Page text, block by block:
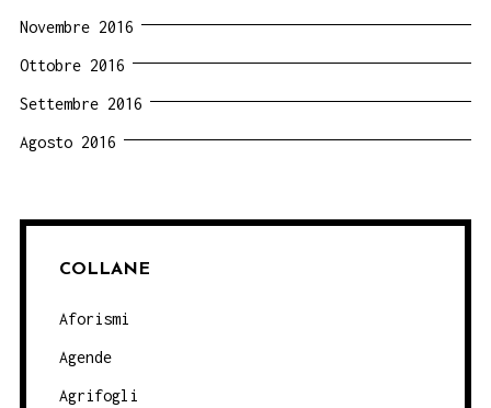
Novembre 2016
Ottobre 2016
Settembre 2016
Agosto 2016
COLLANE
Aforismi
Agende
Agrifogli